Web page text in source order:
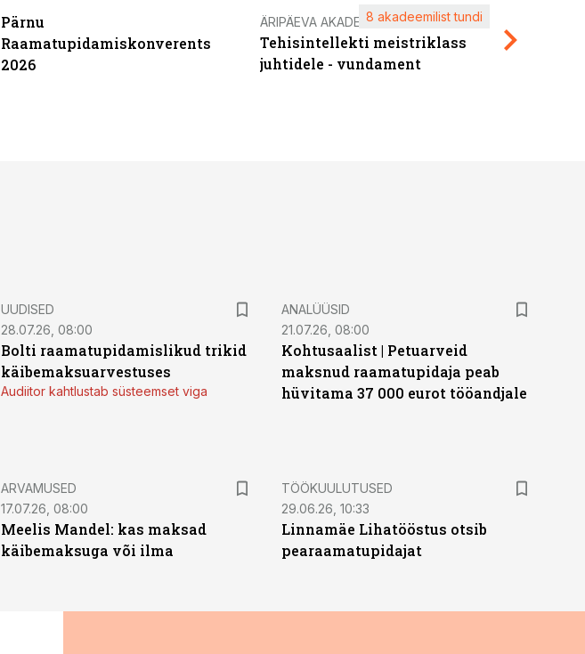
Pärnu
Raamatupidamiskonverents
2026
ÄRIPÄEVA AKADEEMIA
Tehisintellekti meistriklass
juhtidele - vundament
8 akadeemilist tundi
UUDISED
28.07.26, 08:00
Bolti raamatupidamislikud trikid
käibemaksuarvestuses
Audiitor kahtlustab süsteemset viga
ANALÜÜSID
21.07.26, 08:00
Kohtusaalist | Petuarveid
maksnud raamatupidaja peab
hüvitama 37 000 eurot tööandjale
ARVAMUSED
17.07.26, 08:00
Meelis Mandel: kas maksad
käibemaksuga või ilma
ST
TÖÖKUULUTUSED
29.06.26, 10:33
Linnamäe Lihatööstus otsib
pearaamatupidajat